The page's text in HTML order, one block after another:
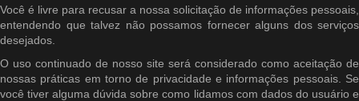
Você é livre para recusar a nossa solicitação de informações pessoais,
entendendo que talvez não possamos fornecer alguns dos serviços
desejados.
O uso continuado de nosso site será considerado como aceitação de
nossas práticas em torno de privacidade e informações pessoais. Se
você tiver alguma dúvida sobre como lidamos com dados do usuário e